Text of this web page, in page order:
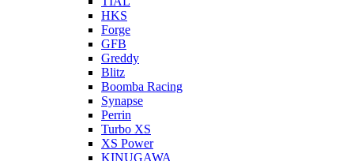
HKS
Forge
GFB
Greddy
Blitz
Boomba Racing
Synapse
Perrin
Turbo XS
XS Power
KINUGAWA